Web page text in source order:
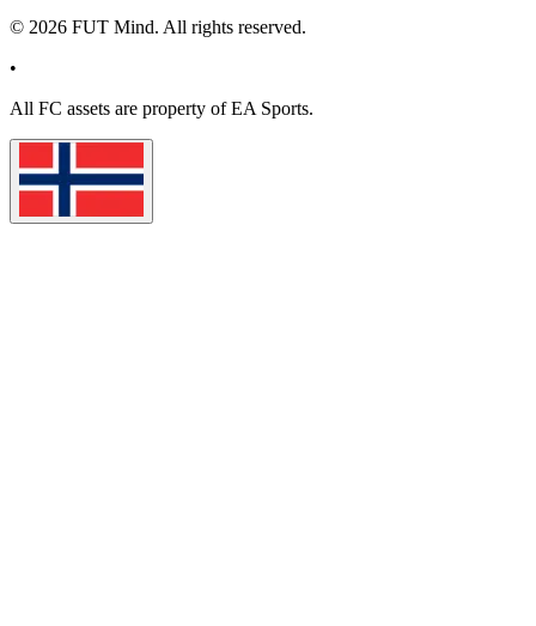
© 2026 FUT Mind. All rights reserved.
•
All FC assets are property of EA Sports.